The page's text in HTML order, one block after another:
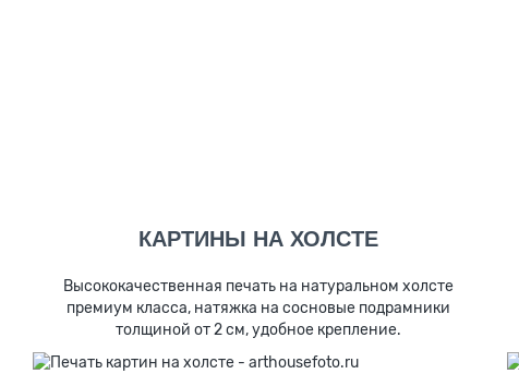
КАРТИНЫ НА ХОЛСТЕ
Высококачественная печать на натуральном холсте
премиум класса, натяжка на сосновые подрамники
толщиной от 2 см, удобное крепление.